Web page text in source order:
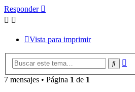
Responder
Vista para imprimir
Buscar
7 mensajes • Página 1 de 1